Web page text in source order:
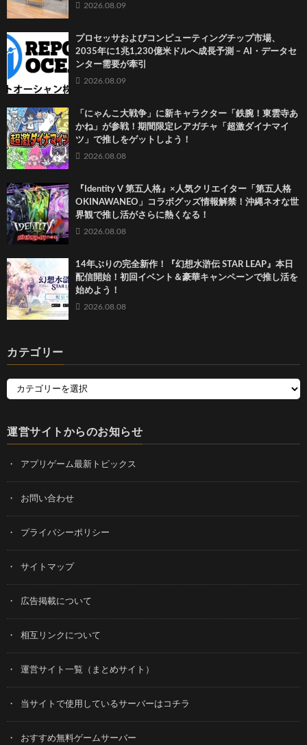
2026.08.09
プロセッサおよびコンピューティングチップ市場、
2035年に1兆1,230億米ドルへ成長予測 – AI・データセ
ンター需要が牽引
2026.08.09
「にゃんこ大戦争」に新キャラクター「鉄腕！東雲寺あ
かね」が参戦！期間限定レアガチャ「超激ダイナマイ
ツ」で推しをゲットしよう！
2026.08.08
『Identity V 第五人格』×人気クリエイター「第五人格
OKINAWANEO」コラボグッズ情報解禁！沖縄ネオな世
界観で推し活がさらに熱くなる！
2026.08.08
14年ぶりの完全新作！『幻想水滸伝 STAR LEAP』本日
配信開始！初回イベント＆豪華キャンペーンで推し活を
始めよう！
2026.08.08
カテゴリー
運営サイトからのお知らせ
アプリゲーム最新トピックス
お問い合わせ
プライバシーポリシー
サイトマップ
広告掲載について
相互リンクについて
運営サイト一覧（まとめサイト）
当サイトで使用しているサーバーはコチラ
おすすめ無料ゲームサーバー